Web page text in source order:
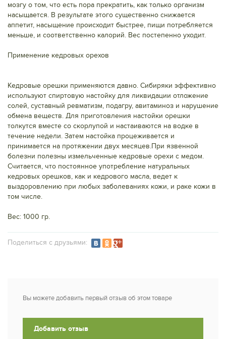
мозгу о том, что есть пора прекратить, как только организм
насыщается. В результате этого существенно снижается
аппетит, насыщение происходит быстрее, пищи потребляется
меньше, и соответственно калорий. Вес постепенно уходит.
Применение кедровых орехов
Кедровые орешки применяются давно. Сибиряки эффективно
используют спиртовую настойку для ликвидации отложение
солей, суставный ревматизм, подагру, авитаминоз и нарушение
обмена веществ. Для приготовления настойки орешки
толкутся вместе со скорлупой и настаиваются на водке в
течение недели. Затем настойка процеживается и
принимается на протяжении двух месяцев.При язвенной
болезни полезны измельченные кедровые орехи с медом.
Считается, что постоянное употребление натуральных
кедровых орешков, как и кедрового масла, ведет к
выздоровлению при любых заболеваниях кожи, и раке кожи в
том числе.
Вес: 1000 гр.
Подeлиться с друзьями:
Вы можете добавить первый отзыв об этом товаре
Добавить отзыв